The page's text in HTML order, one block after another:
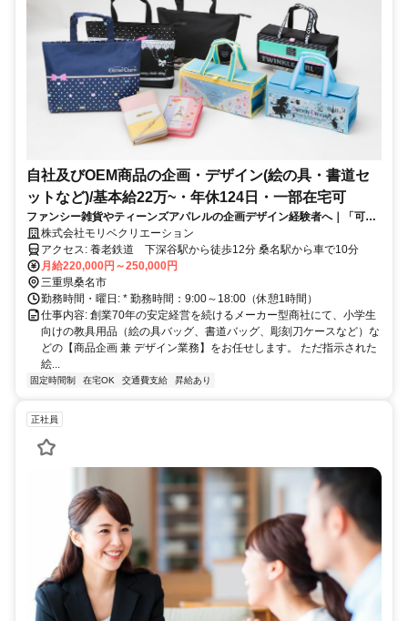
自社及びOEM商品の企画・デザイン(絵の具・書道セ
ットなど)/基本給22万~・年休124日・一部在宅可
ファンシー雑貨やティーンズアパレルの企画デザイン経験者へ｜「可愛
い」をもう一度、桑名で。本当に残業なし✕一部在宅可の正社員募集！
株式会社モリベクリエーション
アクセス: 養老鉄道 下深谷駅から徒歩12分 桑名駅から車で10分
月給220,000円～250,000円
三重県桑名市
勤務時間・曜日: * 勤務時間：9:00～18:00（休憩1時間）
仕事内容: 創業70年の安定経営を続けるメーカー型商社にて、小学生
向けの教具用品（絵の具バッグ、書道バッグ、彫刻刀ケースなど）な
どの【商品企画 兼 デザイン業務】をお任せします。 ただ指示された
絵...
固定時間制 在宅OK 交通費支給 昇給あり
正社員